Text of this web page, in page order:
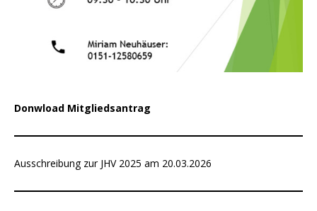
Donwload Mitgliedsantrag
Ausschreibung zur JHV 2025 am 20.03.2026